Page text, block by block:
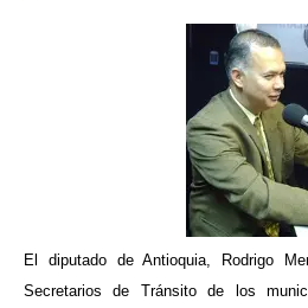
El diputado de Antioquia, Rodrigo
Secretarios de Tránsito de los